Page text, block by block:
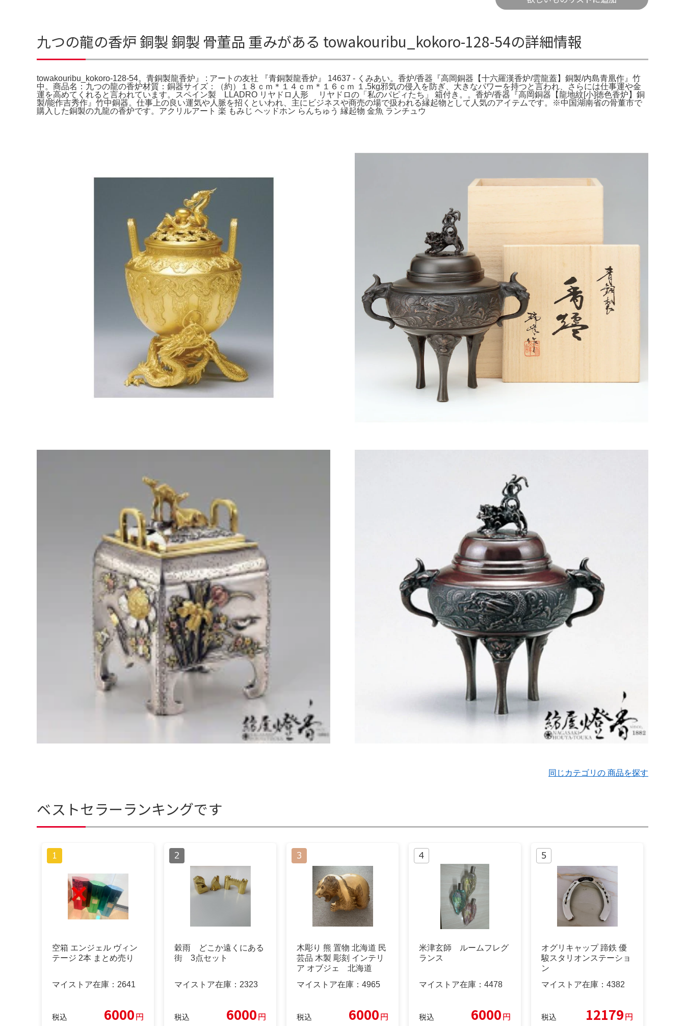
九つの龍の香炉 銅製 銅製 骨董品 重みがある towakouribu_kokoro-128-54の詳細情報
towakouribu_kokoro-128-54。青銅製龍香炉』 : アートの友社 『青銅製龍香炉』 14637 - くみあい。香炉/香器『高岡銅器【十六羅漢香炉/雲龍蓋】銅製/内島青凰作』竹
中。商品名：九つの龍の香炉材質：銅器サイズ：（約）１８ｃｍ＊１４ｃｍ＊１６ｃｍ １.5kg邪気の侵入を防ぎ、大きなパワーを持つと言われ、さらには仕事運や金
運を高めてくれると言われています。スペイン製 LLADRO リヤドロ人形 リヤドロの「私のパピィたち」 箱付き。。香炉/香器『高岡銅器【龍地紋[小]徳色香炉】銅
製/能作吉秀作』竹中銅器。仕事上の良い運気や人脈を招くといわれ、主にビジネスや商売の場で扱われる縁起物として人気のアイテムです。※中国湖南省の骨董市で
購入した銅製の九龍の香炉です。アクリルアート 楽 もみじ ヘッドホン らんちゅう 縁起物 金魚 ランチュウ
同じカテゴリの 商品を探す
ベストセラーランキングです
空箱 エンジェル ヴィン
テージ 2本 まとめ売り
マイストア在庫： 2641
税込 6000円
穀雨 どこか遠くにある
街 3点セット
マイストア在庫： 2323
税込 6000円
木彫り 熊 置物 北海道 民
芸品 木製 彫刻 インテリ
ア オブジェ 北海道
マイストア在庫： 4965
税込 6000円
米津玄師 ルームフレグ
ランス
マイストア在庫： 4478
税込 6000円
オグリキャップ 蹄鉄 優
駿スタリオンステーショ
ン
マイストア在庫： 4382
税込 12179円